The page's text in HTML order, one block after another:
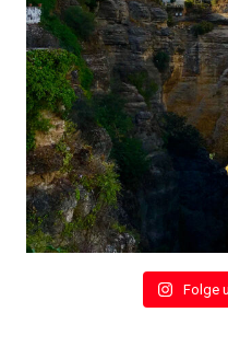
Folge